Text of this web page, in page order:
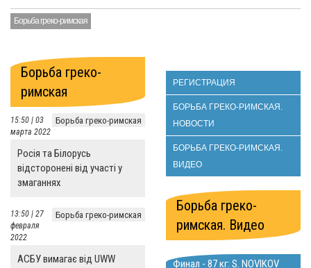
Борьба греко-римская
Борьба греко-
римская
Борьба греко-римская
15:50 | 03
марта 2022
Росія та Білорусь
відсторонені від участі у
змаганнях
Борьба греко-римская
13:50 | 27
февраля
2022
АСБУ вимагає від UWW
РЕГИСТРАЦИЯ
БОРЬБА ГРЕКО-РИМСКАЯ.
НОВОСТИ
БОРЬБА ГРЕКО-РИМСКАЯ.
ВИДЕО
Борьба греко-
римская. Видео
Финал - 87 кг: S. NOVIKOV